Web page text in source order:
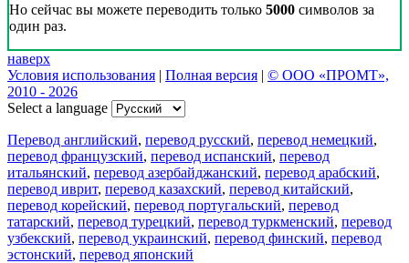
Но сейчас вы можете переводить только 5000 символов за
один раз.
наверх
Условия использования | Полная версия | © ООО «ПРОМТ»,
2010 - 2026
Select a language
Перевод английский, перевод русский, перевод немецкий,
перевод французский, перевод испанский, перевод
итальянский, перевод азербайджанский, перевод арабский,
перевод иврит, перевод казахский, перевод китайский,
перевод корейский, перевод португальский, перевод
татарский, перевод турецкий, перевод туркменский, перевод
узбекский, перевод украинский, перевод финский, перевод
эстонский, перевод японский